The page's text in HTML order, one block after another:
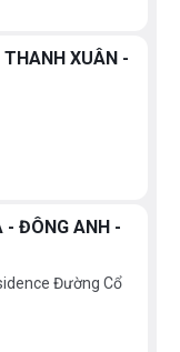
THANH XUÂN -
- ĐÔNG ANH -
Đường Cổ